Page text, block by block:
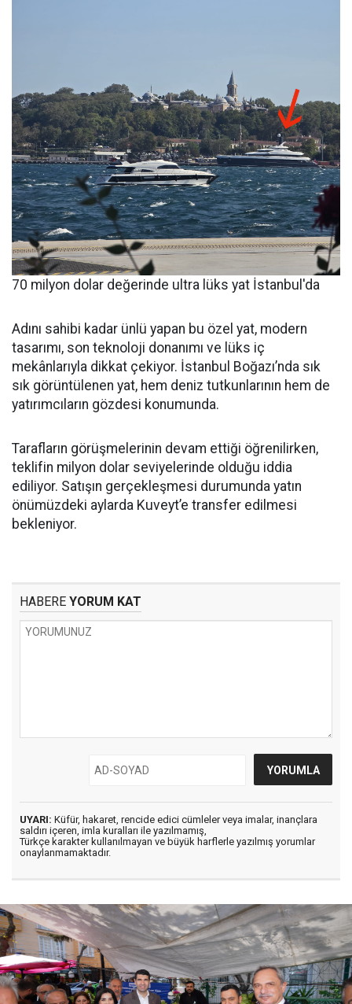
70 milyon dolar değerinde ultra lüks yat İstanbul'da
Adını sahibi kadar ünlü yapan bu özel yat, modern
tasarımı, son teknoloji donanımı ve lüks iç
mekânlarıyla dikkat çekiyor. İstanbul Boğazı’nda sık
sık görüntülenen yat, hem deniz tutkunlarının hem de
yatırımcıların gözdesi konumunda.
Tarafların görüşmelerinin devam ettiği öğrenilirken,
teklifin milyon dolar seviyelerinde olduğu iddia
ediliyor. Satışın gerçekleşmesi durumunda yatın
önümüzdeki aylarda Kuveyt’e transfer edilmesi
bekleniyor.
HABERE YORUM KAT
UYARI: Küfür, hakaret, rencide edici cümleler veya imalar, inançlara
saldırı içeren, imla kuralları ile yazılmamış,
Türkçe karakter kullanılmayan ve büyük harflerle yazılmış yorumlar
onaylanmamaktadır.